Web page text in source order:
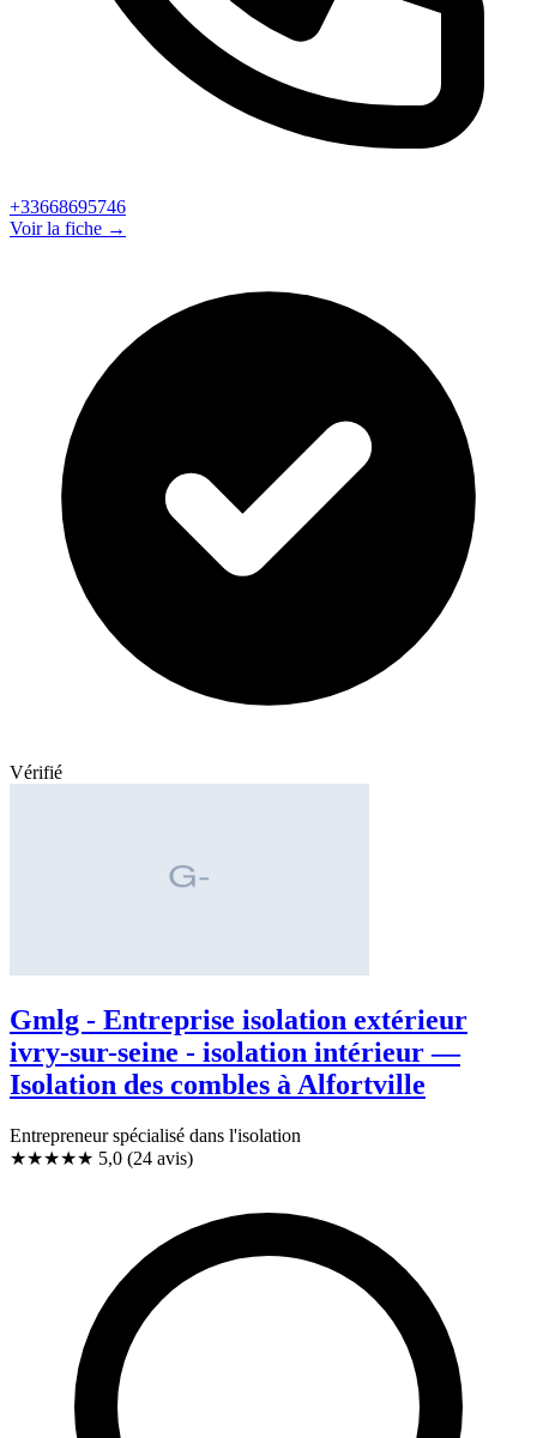
+33668695746
Voir la fiche →
Vérifié
Gmlg - Entreprise isolation extérieur
ivry-sur-seine - isolation intérieur —
Isolation des combles à Alfortville
Entrepreneur spécialisé dans l'isolation
★★★★★ 5,0 (24 avis)